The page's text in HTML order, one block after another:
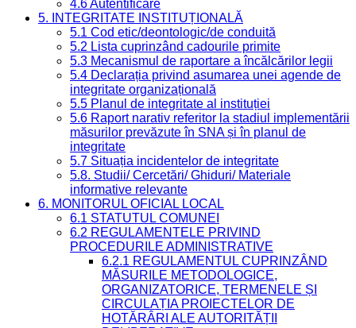
4.6 Autentificare
5. INTEGRITATE INSTITUȚIONALĂ
5.1 Cod etic/deontologic/de conduită
5.2 Lista cuprinzând cadourile primite
5.3 Mecanismul de raportare a încălcărilor legii
5.4 Declarația privind asumarea unei agende de
integritate organizațională
5.5 Planul de integritate al instituției
5.6 Raport narativ referitor la stadiul implementării
măsurilor prevăzute în SNA și în planul de
integritate
5.7 Situația incidentelor de integritate
5.8. Studii/ Cercetări/ Ghiduri/ Materiale
informative relevante
6. MONITORUL OFICIAL LOCAL
6.1 STATUTUL COMUNEI
6.2 REGULAMENTELE PRIVIND
PROCEDURILE ADMINISTRATIVE
6.2.1 REGULAMENTUL CUPRINZÂND
MĂSURILE METODOLOGICE,
ORGANIZATORICE, TERMENELE ȘI
CIRCULAȚIA PROIECTELOR DE
HOTĂRÂRI ALE AUTORITĂȚII